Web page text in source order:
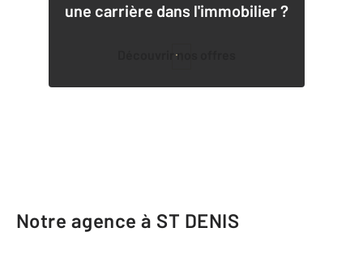
une carrière dans l'immobilier ?
Découvrir nos offres
Notre agence à ST DENIS